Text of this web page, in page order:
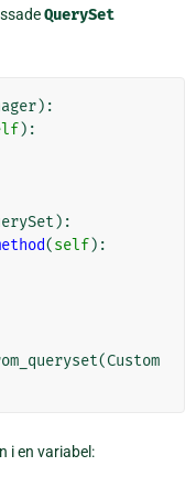
QuerySet
):
):
):
(self):
(Custom
i en variabel: